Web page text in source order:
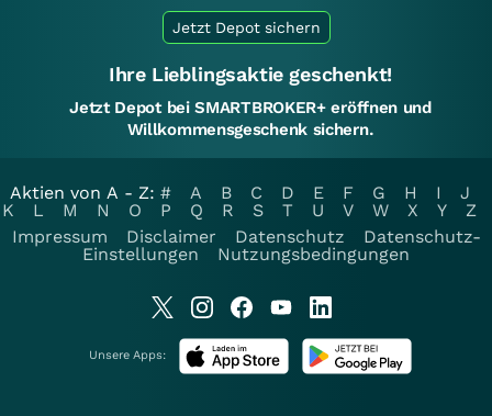
Jetzt Depot sichern
Ihre Lieblingsaktie geschenkt!
Jetzt Depot bei SMARTBROKER+ eröffnen und
Willkommensgeschenk sichern.
Aktien von A - Z: # A B C D E F G H I
J
K
L M N O P Q R S T U V W X Y
Z
Impressum
Disclaimer Datenschutz
Datenschutz-
Einstellungen
Nutzungsbedingungen
Unsere Apps: